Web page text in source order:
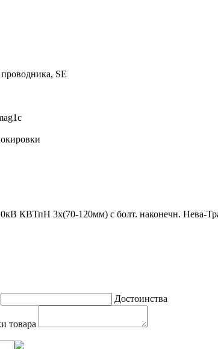
SE
КВТпН 3х(70-120мм) с болт. наконечн. Нева-
Достоинства
товара